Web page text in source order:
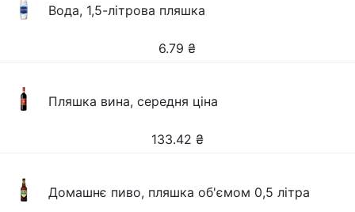
Вода, 1,5-літрова пляшка
6.79 ₴
Пляшка вина, середня ціна
133.42 ₴
Домашнє пиво, пляшка об'ємом 0,5 літра